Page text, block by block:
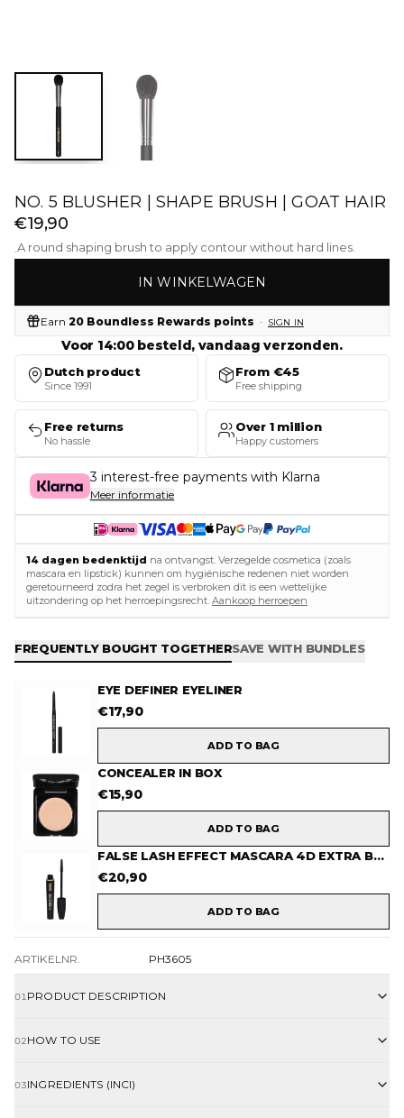
NO. 5 BLUSHER | SHAPE BRUSH | GOAT HAIR
€19,90
·A round shaping brush to apply contour without hard lines.
IN WINKELWAGEN
Earn 20 Boundless Rewards points · SIGN IN
Voor 14:00 besteld, vandaag verzonden.
Dutch product
Since 1991
From €45
Free shipping
Free returns
No hassle
Over 1 million
Happy customers
3 interest-free payments with Klarna
Meer informatie
14 dagen bedenktijd na ontvangst. Verzegelde cosmetica (zoals
mascara en lipstick) kunnen om hygiënische redenen niet worden
geretourneerd zodra het zegel is verbroken dit is een wettelijke
uitzondering op het herroepingsrecht. Aankoop herroepen
FREQUENTLY BOUGHT TOGETHERSAVE WITH BUNDLES
EYE DEFINER EYELINER
€17,90
ADD TO BAG
CONCEALER IN BOX
€15,90
ADD TO BAG
FALSE LASH EFFECT MASCARA 4D EXTRA BLACK
€20,90
ADD TO BAG
ARTIKELNR. PH3605
01 PRODUCT DESCRIPTION
02HOW TO USE
03INGREDIENTS (INCI)